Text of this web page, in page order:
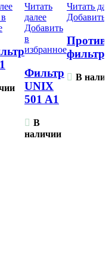
Читать
далее
Добавить
в
избранное
Фильтр
UNIX
501 A1
В
наличии
Читать
Добавить
фильтр
В